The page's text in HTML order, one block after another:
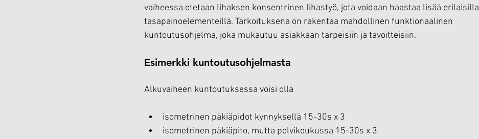
vaiheessa otetaan lihaksen konsentrinen lihastyö, jota voidaan haastaa lisää erilaisilla
tasapainoelementeillä. Tarkoituksena on rakentaa mahdollinen funktionaalinen
kuntoutusohjelma, joka mukautuu asiakkaan tarpeisiin ja tavoitteisiin.
Esimerkki kuntoutusohjelmasta
Alkuvaiheen kuntoutuksessa voisi olla
isometrinen päkiäpidot kynnyksellä 15-30s x 3
isometrinen päkiäpito, mutta polvikoukussa 15-30s x 3